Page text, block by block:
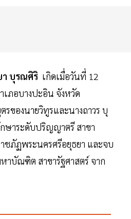
า บุรณศิริ เกิดเมื่อวันที่ 12
ภอบางปะอิน จังหวัด
ของนายวิทูรและนางถาวร บุ
ษาระดับปริญญาตรี สาขา
ชภัฏพระนครศรีอยุธยา และจบ
บัณฑิต สาขารัฐศาสตร์ จาก